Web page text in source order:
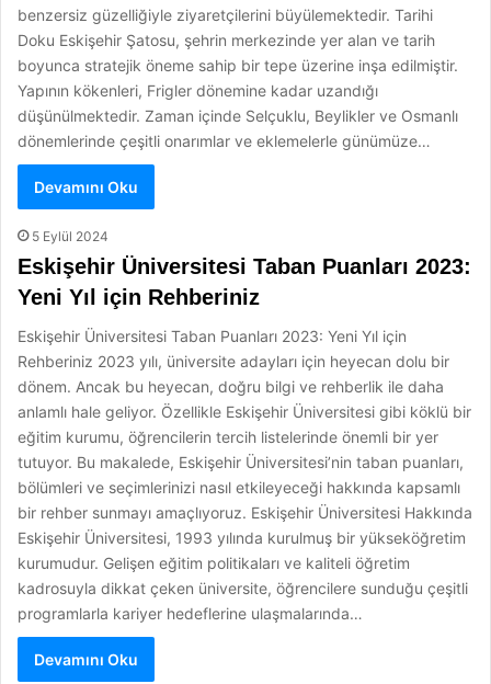
benzersiz güzelliğiyle ziyaretçilerini büyülemektedir. Tarihi
Doku Eskişehir Şatosu, şehrin merkezinde yer alan ve tarih
boyunca stratejik öneme sahip bir tepe üzerine inşa edilmiştir.
Yapının kökenleri, Frigler dönemine kadar uzandığı
düşünülmektedir. Zaman içinde Selçuklu, Beylikler ve Osmanlı
dönemlerinde çeşitli onarımlar ve eklemelerle günümüze…
Devamını Oku
5 Eylül 2024
Eskişehir Üniversitesi Taban Puanları 2023:
Yeni Yıl için Rehberiniz
Eskişehir Üniversitesi Taban Puanları 2023: Yeni Yıl için
Rehberiniz 2023 yılı, üniversite adayları için heyecan dolu bir
dönem. Ancak bu heyecan, doğru bilgi ve rehberlik ile daha
anlamlı hale geliyor. Özellikle Eskişehir Üniversitesi gibi köklü bir
eğitim kurumu, öğrencilerin tercih listelerinde önemli bir yer
tutuyor. Bu makalede, Eskişehir Üniversitesi’nin taban puanları,
bölümleri ve seçimlerinizi nasıl etkileyeceği hakkında kapsamlı
bir rehber sunmayı amaçlıyoruz. Eskişehir Üniversitesi Hakkında
Eskişehir Üniversitesi, 1993 yılında kurulmuş bir yükseköğretim
kurumudur. Gelişen eğitim politikaları ve kaliteli öğretim
kadrosuyla dikkat çeken üniversite, öğrencilere sunduğu çeşitli
programlarla kariyer hedeflerine ulaşmalarında…
Devamını Oku